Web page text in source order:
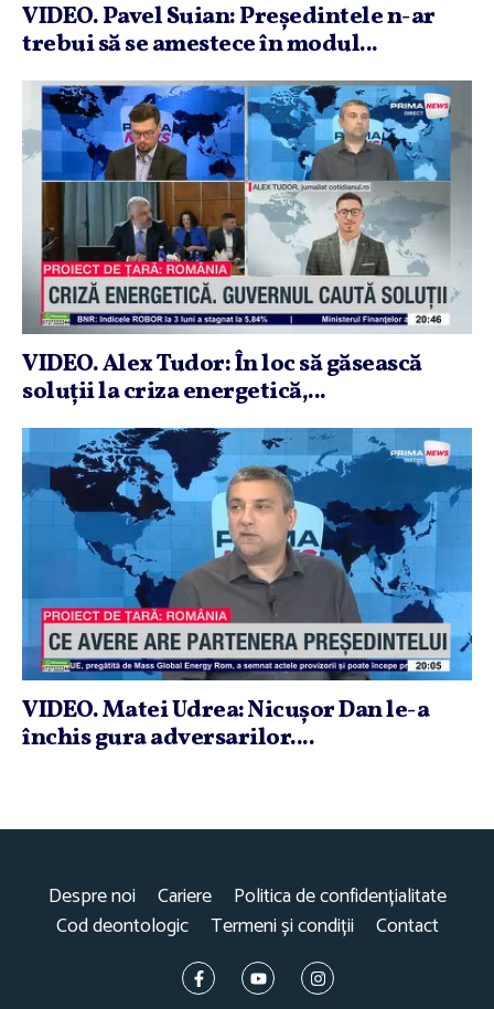
VIDEO. Pavel Suian: Preşedintele n-ar
trebui să se amestece în modul...
VIDEO. Alex Tudor: În loc să găsească
soluţii la criza energetică,...
VIDEO. Matei Udrea: Nicuşor Dan le-a
închis gura adversarilor....
Despre noi Cariere
Politica de confidențialitate
Cod deontologic
Termeni și condiții Contact